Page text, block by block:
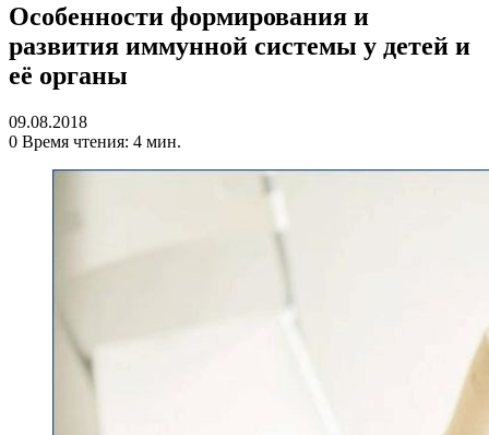
Особенности формирования и
развития иммунной системы у детей и
её органы
09.08.2018
0 Время чтения: 4 мин.